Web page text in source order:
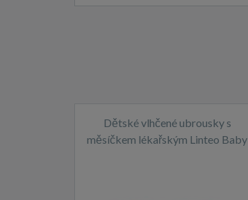
Dětské vlhčené ubrousky s
měsíčkem lékařským Linteo Baby